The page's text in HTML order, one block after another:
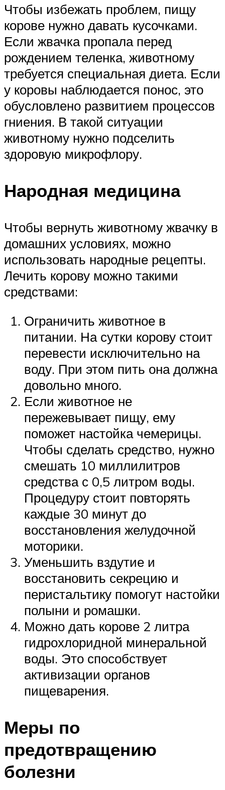
Чтобы избежать проблем, пищу
корове нужно давать кусочками.
Если жвачка пропала перед
рождением теленка, животному
требуется специальная диета. Если
у коровы наблюдается понос, это
обусловлено развитием процессов
гниения. В такой ситуации
животному нужно подселить
здоровую микрофлору.
Народная медицина
Чтобы вернуть животному жвачку в
домашних условиях, можно
использовать народные рецепты.
Лечить корову можно такими
средствами:
Ограничить животное в
питании. На сутки корову стоит
перевести исключительно на
воду. При этом пить она должна
довольно много.
Если животное не
пережевывает пищу, ему
поможет настойка чемерицы.
Чтобы сделать средство, нужно
смешать 10 миллилитров
средства с 0,5 литром воды.
Процедуру стоит повторять
каждые 30 минут до
восстановления желудочной
моторики.
Уменьшить вздутие и
восстановить секрецию и
перистальтику помогут настойки
полыни и ромашки.
Можно дать корове 2 литра
гидрохлоридной минеральной
воды. Это способствует
активизации органов
пищеварения.
Меры по
предотвращению
болезни